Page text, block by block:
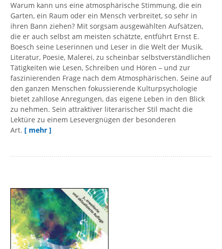
Warum kann uns eine atmosphärische Stimmung, die ein
Garten, ein Raum oder ein Mensch verbreitet, so sehr in
ihren Bann ziehen? Mit sorgsam ausgewählten Aufsätzen,
die er auch selbst am meisten schätzte, entführt Ernst E.
Boesch seine Leserinnen und Leser in die Welt der Musik,
Literatur, Poesie, Malerei, zu scheinbar selbstverständlichen
Tätigkeiten wie Lesen, Schreiben und Hören – und zur
faszinierenden Frage nach dem Atmosphärischen. Seine auf
den ganzen Menschen fokussierende Kulturpsychologie
bietet zahllose Anregungen, das eigene Leben in den Blick
zu nehmen. Sein attraktiver literarischer Stil macht die
Lektüre zu einem Lesevergnügen der besonderen
Art. [ mehr ]